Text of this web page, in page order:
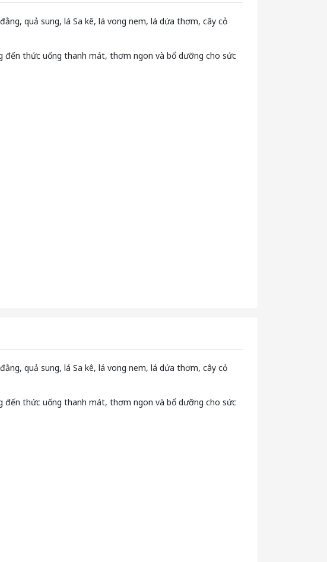
quả sung, lá Sa kê, lá vong nem, lá dứa thơm, cây cỏ
đến thức uống thanh mát, thơm ngon và bổ dưỡng cho sức
quả sung, lá Sa kê, lá vong nem, lá dứa thơm, cây cỏ
đến thức uống thanh mát, thơm ngon và bổ dưỡng cho sức